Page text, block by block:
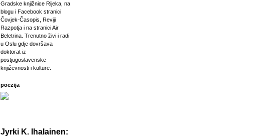
Gradske knjižnice Rijeka, na
blogu i Facebook stranici
Čovjek-Časopis, Reviji
Razpotja i na stranici Air
Beletrina. Trenutno živi i radi
u Oslu gdje dovršava
doktorat iz
postjugoslavenske
književnosti i kulture.
poezija
Jyrki K. Ihalainen: